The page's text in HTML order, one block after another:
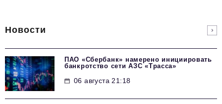
Новости
ПАО «Сбербанк» намерено инициировать
банкротство сети АЗС «Трасса»
06 августа 21:18